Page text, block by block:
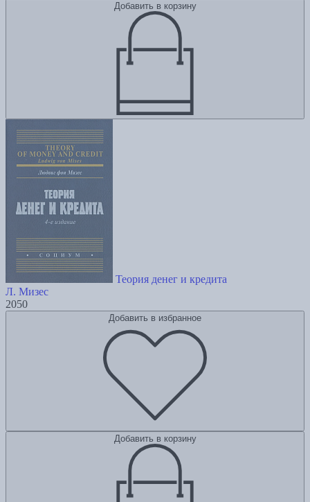
Добавить в корзину
Теория денег и кредита
Л. Мизес
2050
Добавить в избранное
Добавить в корзину